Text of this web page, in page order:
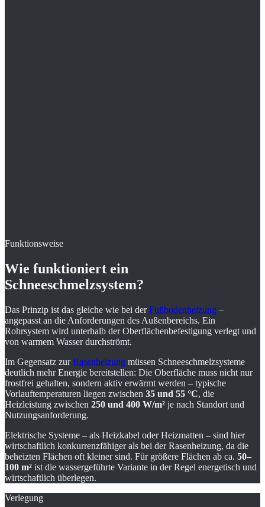
Funktionsweise
Wie funktioniert ein
Schneeschmelzsystem?
Das Prinzip ist das gleiche wie bei der Fußbodenheizung –
angepasst an die Anforderungen des Außenbereichs. Ein
Rohrsystem wird unterhalb der Oberflächenbefestigung verlegt und
von warmem Wasser durchströmt.
Im Gegensatz zur Rasenheizung müssen Schneeschmelzsysteme
deutlich mehr Energie bereitstellen: Die Oberfläche muss nicht nur
frostfrei gehalten, sondern aktiv erwärmt werden – typische
Vorlauftemperaturen liegen zwischen 35 und 55 °C, die
Heizleistung zwischen 250 und 400 W/m² je nach Standort und
Nutzungsanforderung.
Elektrische Systeme – als Heizkabel oder Heizmatten – sind hier
wirtschaftlich konkurrenzfähiger als bei der Rasenheizung, da die
beheizten Flächen oft kleiner sind. Für größere Flächen ab ca. 50–
100 m² ist die wassergeführte Variante in der Regel energetisch und
wirtschaftlich überlegen.
Verlegung